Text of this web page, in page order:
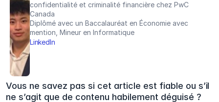
confidentialité et criminalité financière chez PwC
Canada
Diplômé avec un Baccalauréat en Économie avec
mention, Mineur en Informatique
LinkedIn
Vous ne savez pas si cet article est fiable ou s’il
ne s’agit que de contenu habilement déguisé ?